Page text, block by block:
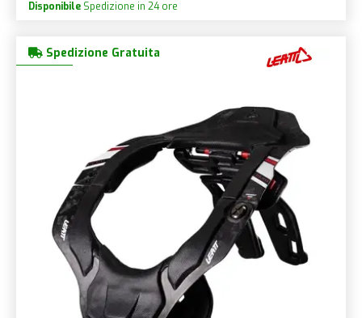
Disponibile Spedizione in 24 ore
Spedizione Gratuita